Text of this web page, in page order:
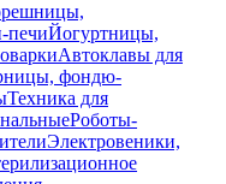
печиЙогуртницы,
Автоклавы для
фондю-
Техника для
Роботы-
Электровеники,